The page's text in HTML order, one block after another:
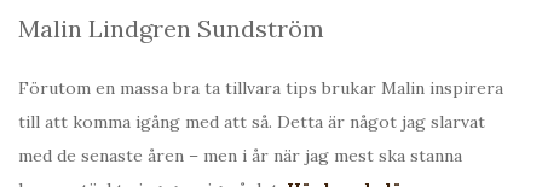
Malin Lindgren Sundström
Förutom en massa bra ta tillvara tips brukar Malin inspirera
till att komma igång med att så. Detta är något jag slarvat
med de senaste åren – men i år när jag mest ska stanna